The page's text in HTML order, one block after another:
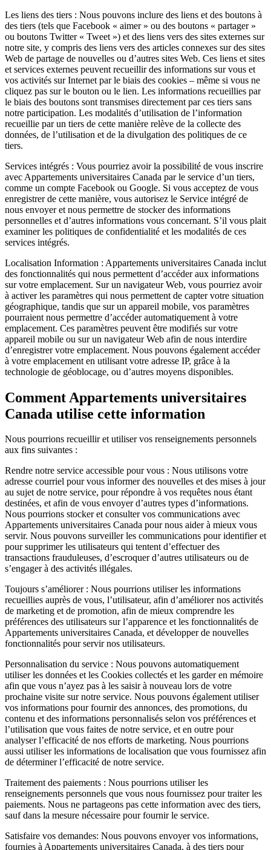
Les liens des tiers : Nous pouvons inclure des liens et des boutons à
des tiers (tels que Facebook « aimer » ou des boutons « partager »
ou boutons Twitter « Tweet ») et des liens vers des sites externes sur
notre site, y compris des liens vers des articles connexes sur des sites
Web de partage de nouvelles ou d’autres sites Web. Ces liens et sites
et services externes peuvent recueillir des informations sur vous et
vos activités sur Internet par le biais des cookies – même si vous ne
cliquez pas sur le bouton ou le lien. Les informations recueillies par
le biais des boutons sont transmises directement par ces tiers sans
notre participation. Les modalités d’utilisation de l’information
recueillie par un tiers de cette manière relève de la collecte des
données, de l’utilisation et de la divulgation des politiques de ce
tiers.
Services intégrés : Vous pourriez avoir la possibilité de vous inscrire
avec Appartements universitaires Canada par le service d’un tiers,
comme un compte Facebook ou Google. Si vous acceptez de vous
enregistrer de cette manière, vous autorisez le Service intégré de
nous envoyer et nous permettre de stocker des informations
personnelles et d’autres informations vous concernant. S’il vous plait
examiner les politiques de confidentialité et les modalités de ces
services intégrés.
Localisation Information : Appartements universitaires Canada inclut
des fonctionnalités qui nous permettent d’accéder aux informations
sur votre emplacement. Sur un navigateur Web, vous pourriez avoir
à activer les paramètres qui nous permettent de capter votre situation
géographique, tandis que sur un appareil mobile, vos paramètres
pourraient nous permettre d’accéder automatiquement à votre
emplacement. Ces paramètres peuvent être modifiés sur votre
appareil mobile ou sur un navigateur Web afin de nous interdire
d’enregistrer votre emplacement. Nous pouvons également accéder
à votre emplacement en utilisant votre adresse IP, grâce à la
technologie de géoblocage, ou d’autres moyens disponibles.
Comment Appartements universitaires
Canada utilise cette information
Nous pourrions recueillir et utiliser vos renseignements personnels
aux fins suivantes :
Rendre notre service accessible pour vous : Nous utilisons votre
adresse courriel pour vous informer des nouvelles et des mises à jour
au sujet de notre service, pour répondre à vos requêtes nous étant
destinées, et afin de vous envoyer d’autres types d’informations.
Nous pourrions stocker et consulter vos communications avec
Appartements universitaires Canada pour nous aider à mieux vous
servir. Nous pouvons surveiller les communications pour identifier et
pour supprimer les utilisateurs qui tentent d’effectuer des
transactions frauduleuses, d’escroquer d’autres utilisateurs ou de
s’engager à des activités illégales.
Toujours s’améliorer : Nous pourrions utiliser les informations
recueillies auprès de vous, l’utilisateur, afin d’améliorer nos activités
de marketing et de promotion, afin de mieux comprendre les
préférences des utilisateurs sur l’apparence et les fonctionnalités de
Appartements universitaires Canada, et développer de nouvelles
fonctionnalités pour servir nos utilisateurs.
Personnalisation du service : Nous pouvons automatiquement
utiliser les données et les Cookies collectés et les garder en mémoire
afin que vous n’ayez pas à les saisir à nouveau lors de votre
prochaine visite sur notre service. Nous pouvons également utiliser
vos informations pour fournir des annonces, des promotions, du
contenu et des informations personnalisés selon vos préférences et
l’utilisation que vous faites de notre service, et en outre pour
analyser l’efficacité de nos efforts de marketing. Nous pourrions
aussi utiliser les informations de localisation que vous fournissez afin
de déterminer l’efficacité de notre service.
Traitement des paiements : Nous pourrions utiliser les
renseignements personnels que vous nous fournissez pour traiter les
paiements. Nous ne partageons pas cette information avec des tiers,
sauf dans la mesure nécessaire pour fournir le service.
Satisfaire vos demandes: Nous pouvons envoyer vos informations,
fournies à Appartements universitaires Canada, à des tiers pour